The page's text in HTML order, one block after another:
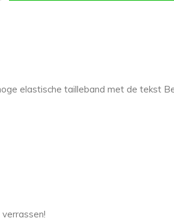
elastische tailleband met de tekst